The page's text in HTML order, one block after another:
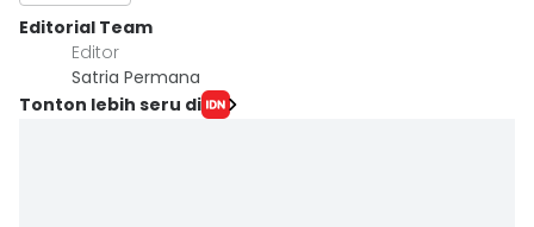
Editorial Team
Editor
Satria Permana
Tonton lebih seru di